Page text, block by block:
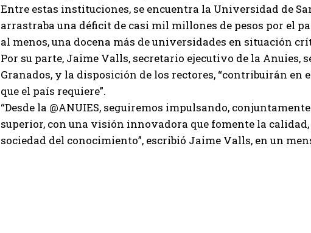
Entre estas instituciones, se encuentra la Universidad de
arrastraba una déficit de casi mil millones de pesos por el
al menos, una docena más de universidades en situación
Por su parte, Jaime Valls, secretario ejecutivo de la Anuies,
Granados, y la disposición de los rectores, “contribuirán
que el país requiere”.
“Desde la @ANUIES, seguiremos impulsando,
superior, con una visión innovadora que fomente la
sociedad del conocimiento”, escribió Jaime Valls, en un